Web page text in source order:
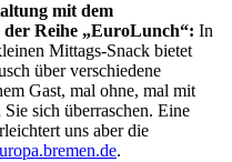
mit dem
Reihe „EuroLunch“: In
Mittags-Snack bietet
über verschiedene
Gast, mal ohne, mal mit
sich überraschen. Eine
uns aber die
.